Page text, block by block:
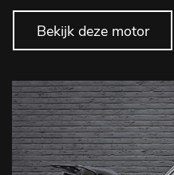
Bekijk deze motor